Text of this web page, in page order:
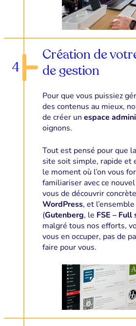
4
Création de
de gestion
Pour que vous puissiez
des contenus au mieux,
de créer un espace
oignons.
Tout est pensé pour que
site soit simple, rapide et
le moment où l’on vous
familiariser avec ce
vous de découvrir
WordPress, et
(Gutenberg, le FSE –
malgré tous nos efforts,
vous en occuper, pas de
faire pour vous.